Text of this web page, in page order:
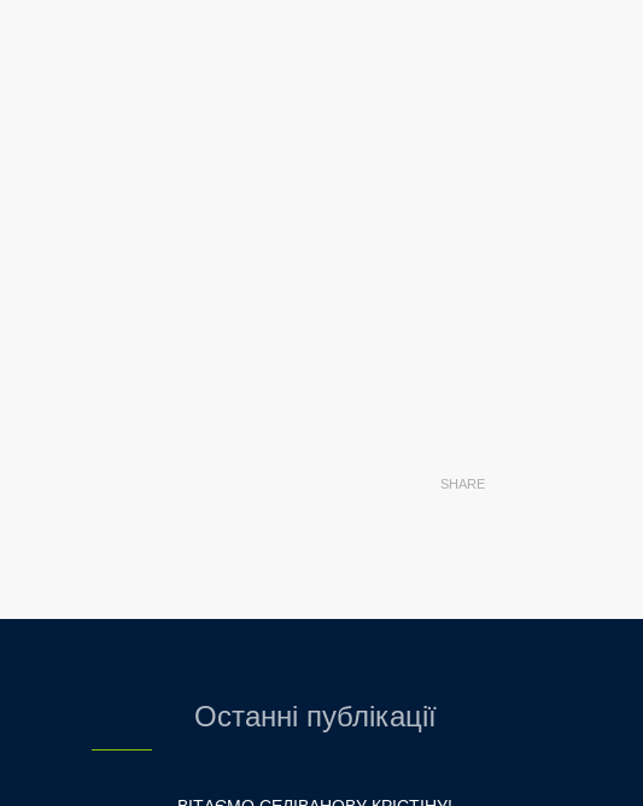
SHARE
Останні публікації